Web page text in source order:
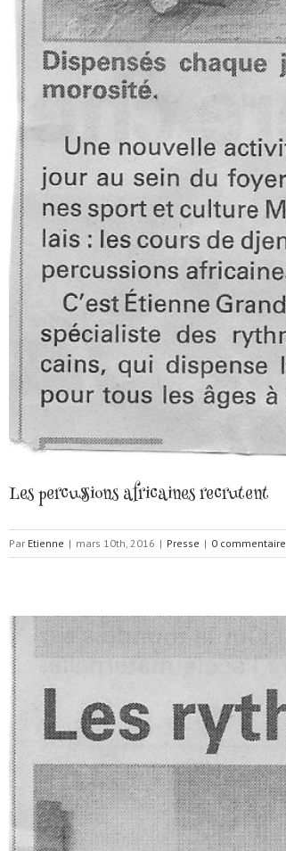
Les percussions africaines recrutent
Par Etienne | mars 10th, 2016 | Presse | 0 commentaire